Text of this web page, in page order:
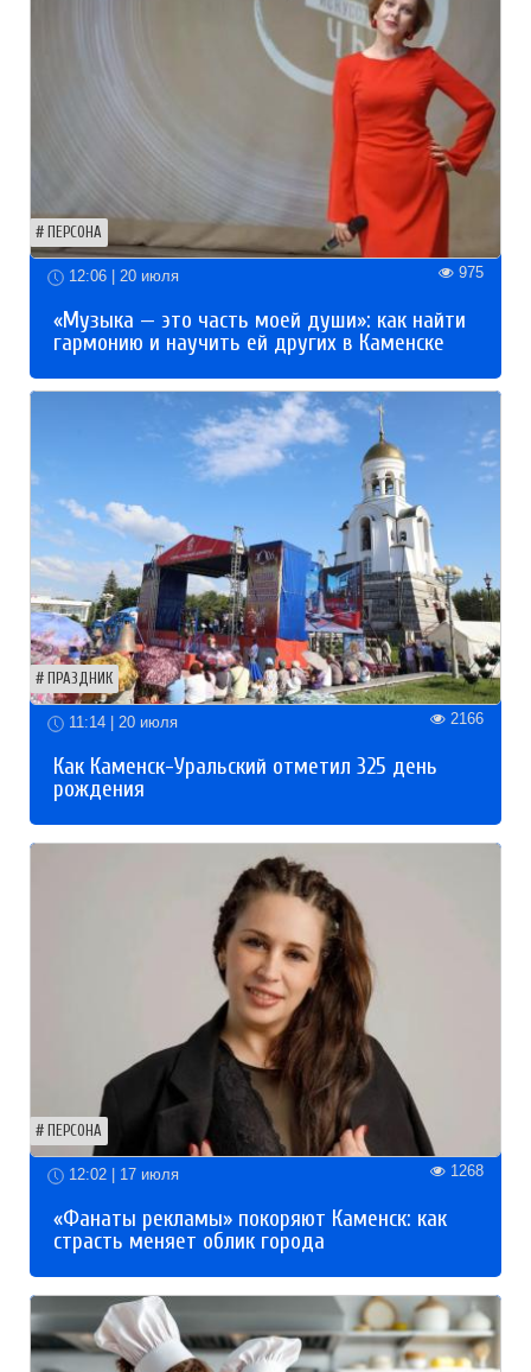
ПЕРСОНА
12:06 | 20 июля 975
«Музыка — это часть моей души»: как найти
гармонию и научить ей других в Каменске
ПРАЗДНИК
11:14 | 20 июля 2166
Как Каменск-Уральский отметил 325 день
рождения
ПЕРСОНА
12:02 | 17 июля 1268
«Фанаты рекламы» покоряют Каменск: как
страсть меняет облик города